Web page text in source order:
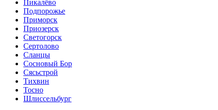
Пикалёво
Подпорожье
Приморск
Приозерск
Светогорск
Сертолово
Сланцы
Сосновый Бор
Сясьстрой
Тихвин
Тосно
Шлиссельбург